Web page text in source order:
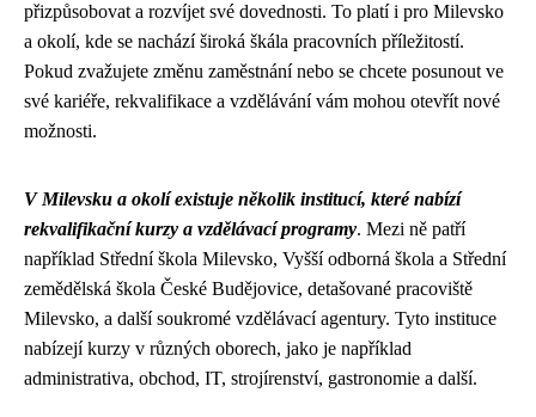
přizpůsobovat a rozvíjet své dovednosti. To platí i pro Milevsko
a okolí, kde se nachází široká škála pracovních příležitostí.
Pokud zvažujete změnu zaměstnání nebo se chcete posunout ve
své kariéře, rekvalifikace a vzdělávání vám mohou otevřít nové
možnosti.
V Milevsku a okolí existuje několik institucí, které nabízí
rekvalifikační kurzy a vzdělávací programy. Mezi ně patří
například Střední škola Milevsko, Vyšší odborná škola a Střední
zemědělská škola České Budějovice, detašované pracoviště
Milevsko, a další soukromé vzdělávací agentury. Tyto instituce
nabízejí kurzy v různých oborech, jako je například
administrativa, obchod, IT, strojírenství, gastronomie a další.